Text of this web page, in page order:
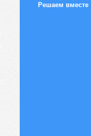
Решаем вместе